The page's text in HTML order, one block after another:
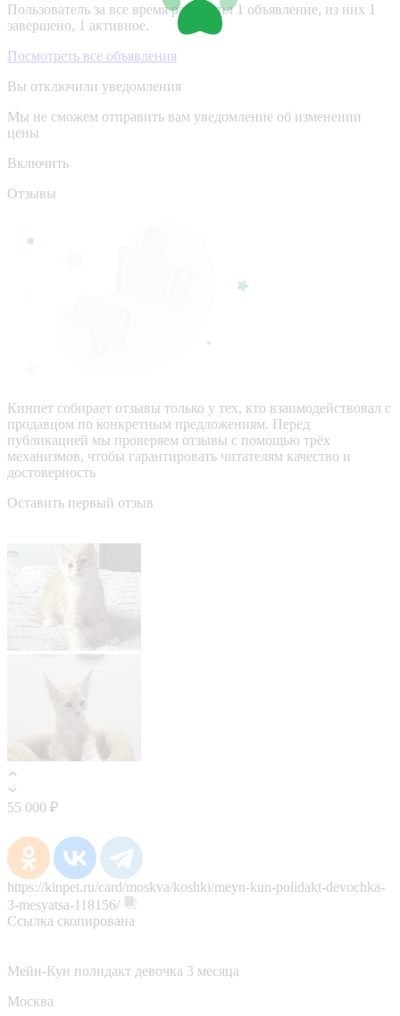
Пользователь за все время разместил 1 объявление, из них 1
завершено, 1 активное.
Посмотреть все объявления
Вы отключили уведомления
Мы не сможем отправить вам уведомление об изменении
цены
Включить
Отзывы
Кинпет собирает отзывы только у тех, кто взаимодействовал с
продавцом по конкретным предложениям. Перед
публикацией мы проверяем отзывы с помощью трёх
механизмов, чтобы гарантировать читателям качество и
достоверность
Оставить первый отзыв
55 000 ₽
https://kinpet.ru/card/moskva/koshki/meyn-kun-polidakt-devochka-
3-mesyatsa-118156/
Ссылка скопирована
Мейн-Кун полидакт девочка 3 месяца
Москва